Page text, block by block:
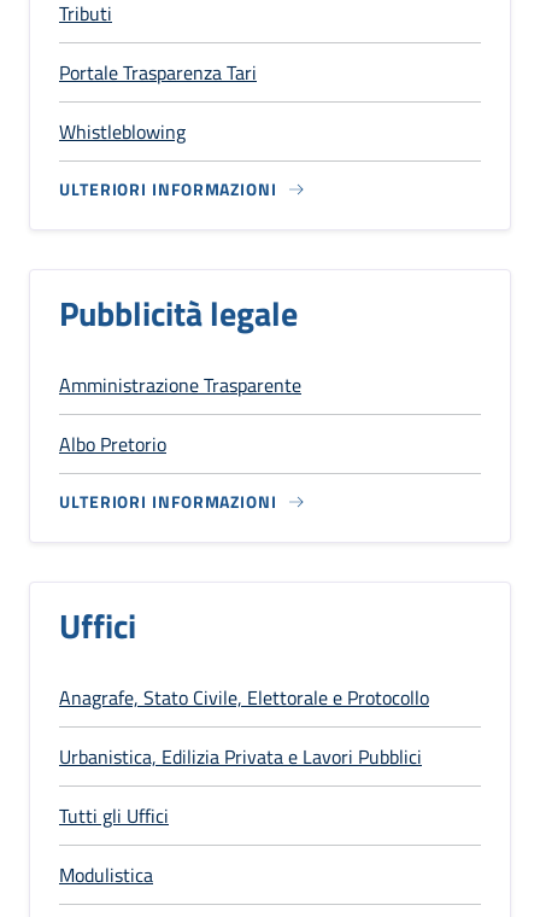
Tributi
Portale Trasparenza Tari
Whistleblowing
ULTERIORI INFORMAZIONI
Pubblicità legale
Amministrazione Trasparente
Albo Pretorio
ULTERIORI INFORMAZIONI
Uffici
Anagrafe, Stato Civile, Elettorale e Protocollo
Urbanistica, Edilizia Privata e Lavori Pubblici
Tutti gli Uffici
Modulistica